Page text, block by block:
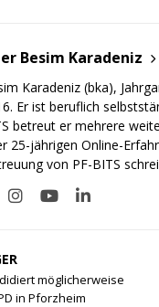
Besim Karadeniz
Karadeniz (bka),
Er ist beruflich
betreut er mehrere
25-jährigen Online-
von PF-BITS
möglicherweise
in Pforzheim